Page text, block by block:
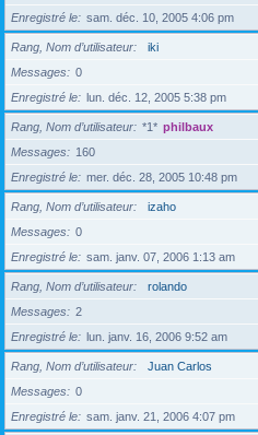
Enregistré le
sam. déc. 10, 2005 4:06 pm
Rang, Nom d’utilisateur
iki
Messages
0
Enregistré le
lun. déc. 12, 2005 5:38 pm
Rang, Nom d’utilisateur *1* philbaux
Messages
160
Enregistré le
mer. déc. 28, 2005 10:48 pm
Rang, Nom d’utilisateur
izaho
Messages
0
Enregistré le
sam. janv. 07, 2006 1:13 am
Rang, Nom d’utilisateur
rolando
Messages
2
Enregistré le
lun. janv. 16, 2006 9:52 am
Rang, Nom d’utilisateur
Juan Carlos
Messages
0
Enregistré le
sam. janv. 21, 2006 4:07 pm